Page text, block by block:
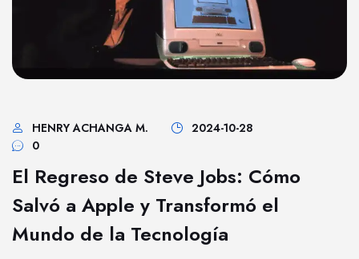
HENRY ACHANGA M.
2024-10-28
0
El Regreso de Steve Jobs: Cómo
Salvó a Apple y Transformó el
Mundo de la Tecnología